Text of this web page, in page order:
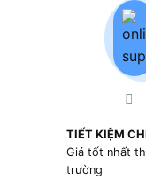
TIẾT KIỆM
Giá tốt nhất
trường